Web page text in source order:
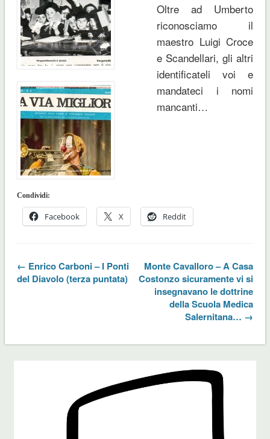
Oltre ad Umberto
riconosciamo il
maestro Luigi Croce
e Scandellari, gli altri
identificateli voi e
mandateci i nomi
mancanti…
Condividi:
Facebook X Reddit
← Enrico Carboni – I Ponti
del Diavolo (terza puntata)
Monte Cavalloro – A Casa
Costonzo sicuramente vi si
insegnavano le dottrine
della Scuola Medica
Salernitana… →